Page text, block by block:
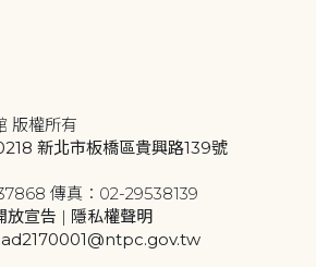
版權所有
新北市板橋區貴興路139號
傳真：02-29538139
放宣告 | 隱私權聲明